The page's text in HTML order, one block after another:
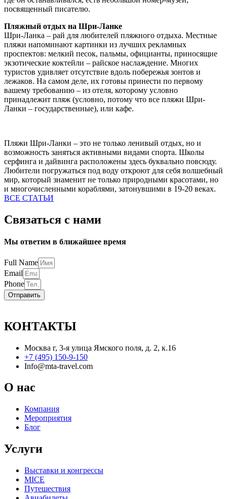
посвященный писателю.
Пляжный отдых на Шри-Ланке
Шри-Ланка – рай для любителей пляжного отдыха. Местные
пляжи напоминают картинки из лучших рекламных
проспектов: мелкий песок, пальмы, официанты, приносящие
экзотические коктейли – райское наслаждение. Многих
туристов удивляет отсутствие вдоль побережья зонтов и
лежаков. На самом деле, их готовы принести по первому
вашему требованию – из отеля, которому условно
принадлежит пляж (условно, потому что все пляжи Шри-
Ланки – государственные), или кафе.
Пляжи Шри-Ланки – это не только ленивый отдых, но и
возможность заняться активными видами спорта. Школы
серфинга и дайвинга расположены здесь буквально повсюду.
Любители погружаться под воду откроют для себя волшебный
мир, который знаменит не только природными красотами, но
и многочисленными кораблями, затонувшими в 19-20 веках.
ВСЕ СТАТЬИ
Связаться с нами
Мы ответим в ближайшее время
Full Name
Email
Phone
Отправить
КОНТАКТЫ
Москва г, 3-я улица Ямского поля, д. 2, к.16
+7 (495) 150-9-150
Info@mta-travel.com
О нас
Компания
Мероприятия
Блог
Услуги
Выставки и конгрессы
MICE
Путешествия